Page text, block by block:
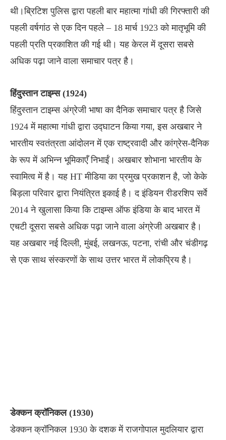
थी।ब्रिटिश पुलिस द्वारा पहली बार महात्मा गांधी की गिरफ्तारी की
पहली वर्षगांठ से एक दिन पहले – 18 मार्च 1923 को मातृभूमि की
पहली प्रति प्रकाशित की गई थी। यह केरल में दूसरा सबसे
अधिक पढ़ा जाने वाला समाचार पत्र है।
हिंदुस्तान टाइम्स (1924)
हिंदुस्तान टाइम्स अंग्रेजी भाषा का दैनिक समाचार पत्र है जिसे
1924 में महात्मा गांधी द्वारा उद्घाटन किया गया, इस अखबार ने
भारतीय स्वतंत्रता आंदोलन में एक राष्ट्रवादी और कांग्रेस-दैनिक
के रूप में अभिन्न भूमिकाएँ निभाईं। अखबार शोभाना भारतीय के
स्वामित्व में है। यह HT मीडिया का प्रमुख प्रकाशन है, जो केके
बिड़ला परिवार द्वारा नियंत्रित इकाई है। द इंडियन रीडरशिप सर्वे
2014 ने खुलासा किया कि टाइम्स ऑफ इंडिया के बाद भारत में
एचटी दूसरा सबसे अधिक पढ़ा जाने वाला अंग्रेजी अखबार है।
यह अखबार नई दिल्ली, मुंबई, लखनऊ, पटना, रांची और चंडीगढ़
से एक साथ संस्करणों के साथ उत्तर भारत में लोकप्रिय है।
डेक्कन क्रॉनिकल (1930)
डेक्कन क्रॉनिकल 1930 के दशक में राजगोपाल मुदलियार द्वारा